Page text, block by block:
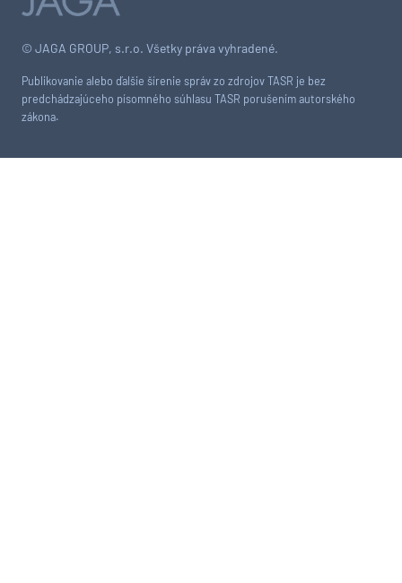
© JAGA GROUP, s.r.o. Všetky práva vyhradené.
Publikovanie alebo ďalšie šírenie správ zo zdrojov TASR je bez
predchádzajúceho písomného súhlasu TASR porušením autorského
zákona.